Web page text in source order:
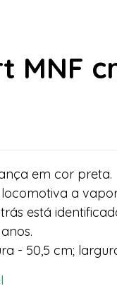
MNF
em cor preta.
locomotiva a
está
- 50,5 cm;